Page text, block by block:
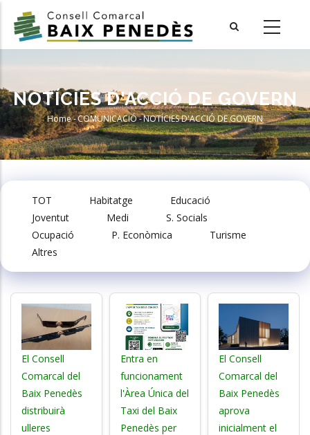
main
NOTÍCIES D'ACCIÓ DE GOVERN
Breadcrumb
Home-COMUNICACIÓ-NOTÍCIES D'ACCIÓ DE GOVERN
TOT Habitatge
Educació
Joventut
Medi
S. Socials
Ocupació
P. Econòmica
Turisme
Altres
El Consell
Comarcal del
Baix Penedès
distribuirà
ulleres
Entra en
funcionament
l'Àrea Única del
Taxi del Baix
Penedès per
El Consell
Comarcal del
Baix Penedès
aprova
inicialment el